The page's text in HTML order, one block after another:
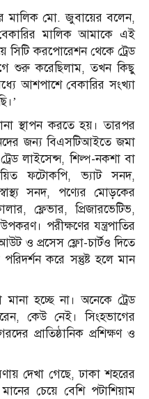
মালিক মো. জুবায়ের বলেন,
মালিক আমাকে এই
সিটি করপোরেশন থেকে ট্রেড
শুরু করেছিলাম, তখন কিছু
আশপাশে বেকারির সংখ্যা
স্থাপন করতে হয়। তারপর
জন্য বিএসটিআইতে জমা
লাইসেন্স, শিল্প-নকশা বা
ফটোকপি, ভ্যাট সনদ,
সনদ, পণ্যের মোড়কের
ফ্লেভার, প্রিজারভেটিভ,
পরীক্ষণের যন্ত্রপাতির
ও প্রসেস ফ্লো-চার্টও দিতে
করে সন্তুষ্ট হলে মান
মানা হচ্ছে না। অনেকে ট্রেড
কেউ নেই। সিংহভাগের
প্রাতিষ্ঠানিক প্রশিক্ষণ ও
দেখা গেছে, ঢাকা শহরের
চেয়ে বেশি পটাশিয়াম